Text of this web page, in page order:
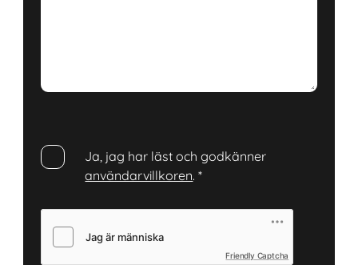
Ja, jag har läst och godkänner
användarvillkoren.*
Friendly Captcha